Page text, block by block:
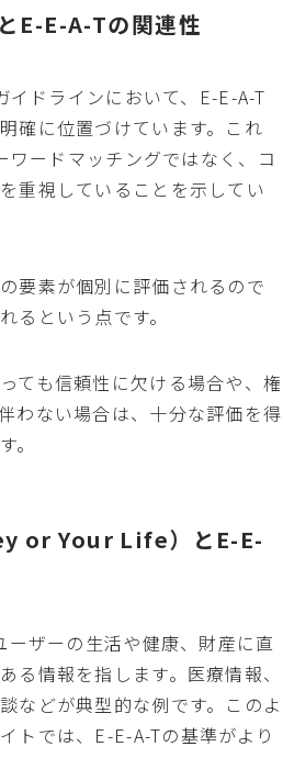
E-E-A-Tの関連性
ドラインにおいて、E-E-A-T
確に位置づけています。これ
ードマッチングではなく、コ
重視していることを示してい
要素が個別に評価されるので
るという点です。
ても信頼性に欠ける場合や、権
わない場合は、十分な評価を得
。
or Your Life）とE-E-
ーザーの生活や健康、財産に直
る情報を指します。医療情報、
などが典型的な例です。このよ
トでは、E-E-A-Tの基準がより